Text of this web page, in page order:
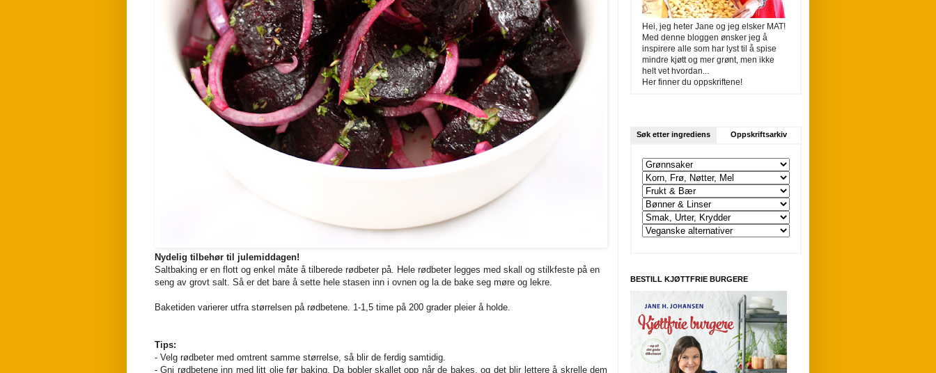
Nydelig tilbehør til julemiddagen!
Saltbaking er en flott og enkel måte å tilberede rødbeter på. Hele rødbeter legges med skall og stilkfeste på en
seng av grovt salt. Så er det bare å sette hele stasen inn i ovnen og la de bake seg møre og lekre.
Baketiden varierer utfra størrelsen på rødbetene. 1-1,5 time på 200 grader pleier å holde.
Tips:
- Velg rødbeter med omtrent samme størrelse, så blir de ferdig samtidig.
- Gni rødbetene inn med litt olje før baking. Da bobler skallet opp når de bakes, og det blir lettere å skrelle dem
Hei, jeg heter Jane og jeg elsker MAT!
Med denne bloggen ønsker jeg å
inspirere alle som har lyst til å spise
mindre kjøtt og mer grønt, men ikke
helt vet hvordan...
Her finner du oppskriftene!
Søk etter ingrediens Oppskriftsarkiv
BESTILL KJØTTFRIE BURGERE